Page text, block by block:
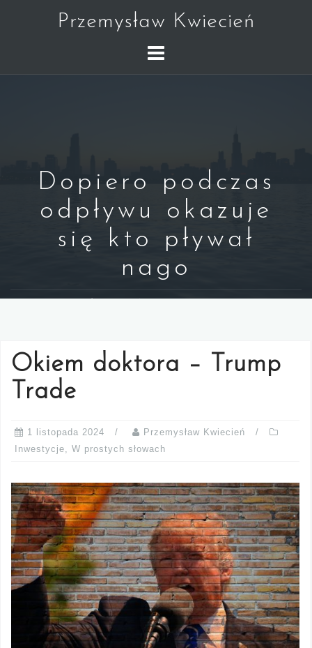
Przemysław Kwiecień
Dopiero podczas
odpływu okazuje
się kto pływał
nago
Okiem doktora – Trump
Trade
1 listopada 2024
Przemysław Kwiecień
Inwestycje
W prostych słowach